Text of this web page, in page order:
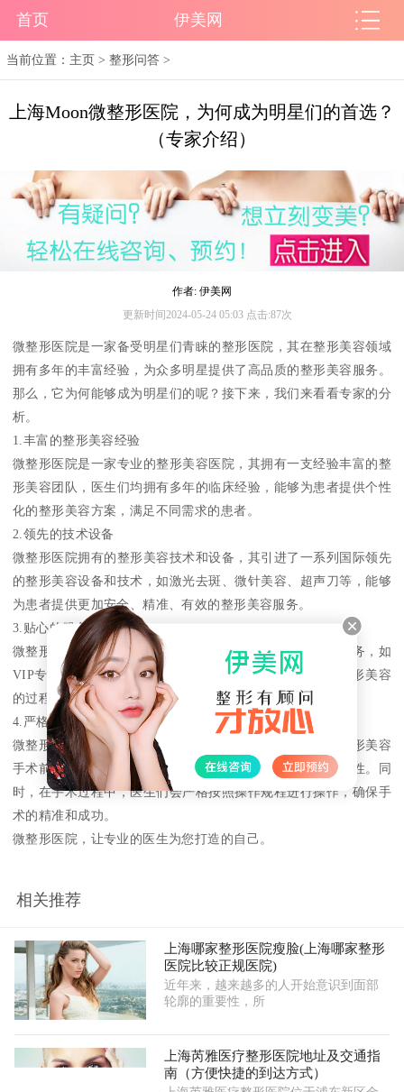
首页 伊美网
当前位置： 主页 >整形问答 >
上海Moon微整形医院，为何成为明星们的首选？
（专家介绍）
作者: 伊美网
更新时间2024-05-24 05:03 点击:87次
微整形医院是一家备受明星们青睐的整形医院，其在整形美容领域
拥有多年的丰富经验，为众多明星提供了高品质的整形美容服务。
那么，它为何能够成为明星们的呢？接下来，我们来看看专家的分
析。
1.丰富的整形美容经验
微整形医院是一家专业的整形美容医院，其拥有一支经验丰富的整
形美容团队，医生们均拥有多年的临床经验，能够为患者提供个性
化的整形美容方案，满足不同需求的患者。
2.领先的技术设备
微整形医院拥有的整形美容技术和设备，其引进了一系列国际领先
的整形美容设备和技术，如激光去斑、微针美容、超声刀等，能够
为患者提供更加安全、精准、有效的整形美容服务。
3.贴心的服务体验
微整形医院注重患者的服务体验，其提供了一系列贴心的服务，如
VIP专属通道、私人休息室、专业术后护理等，让患者在整形美容
的过程中感受到温馨和关爱。
4.严格的治疗标准
微整形医院严格遵循整形美容的治疗标准，医生们在进行整形美容
手术前，会对患者进行详细的评估，确保手术的安全和有效性。同
时，在手术过程中，医生们会严格按照操作规程进行操作，确保手
术的精准和成功。
微整形医院，让专业的医生为您打造的自己。
相关推荐
上海哪家整形医院瘦脸(上海哪家整形
医院比较正规医院)
近年来，越来越多的人开始意识到面部
轮廓的重要性，所
上海芮雅医疗整形医院地址及交通指
南（方便快捷的到达方式）